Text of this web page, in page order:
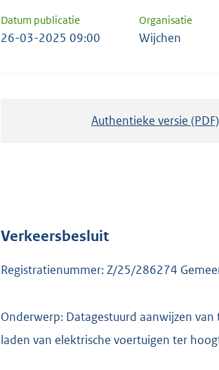
Datum publicatie Organisatie
26-03-2025 09:00 Wijchen
Authentieke versie (PDF)
Verkeersbesluit
Registratienummer: Z/25/286274
Onderwerp: Datagestuurd aanwijzen
laden van elektrische voertuigen ter